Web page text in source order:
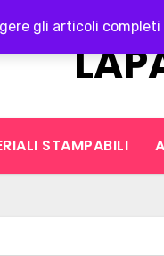
gli articoli
STAMPABILI